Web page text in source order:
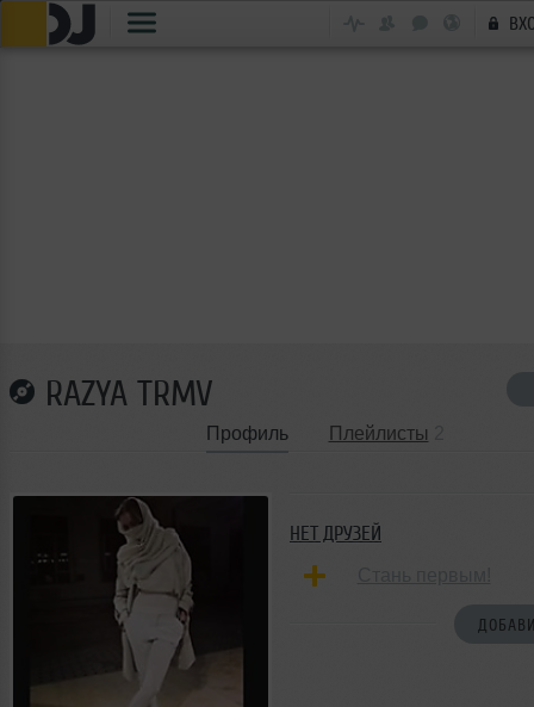
RAZYA TRMV
Профиль Плейлисты
НЕТ ДРУЗЕЙ